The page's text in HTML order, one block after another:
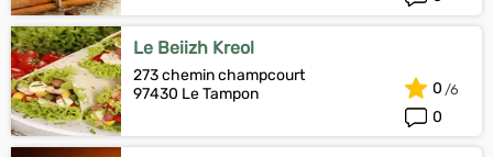
Le Beiizh Kreol
273 chemin champcourt
97430 Le Tampon
0
0